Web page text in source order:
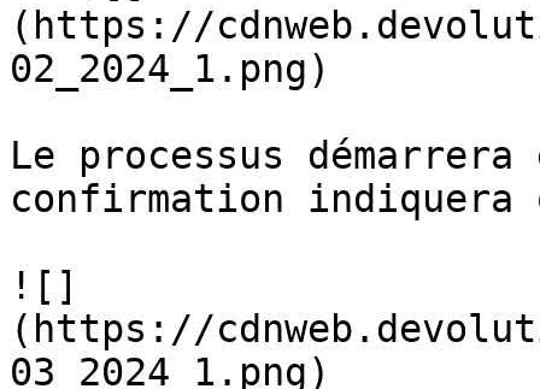
(https://
02_2024_1.png)
Le processus
confirmation
![]
(https://
03_2024_1.png)